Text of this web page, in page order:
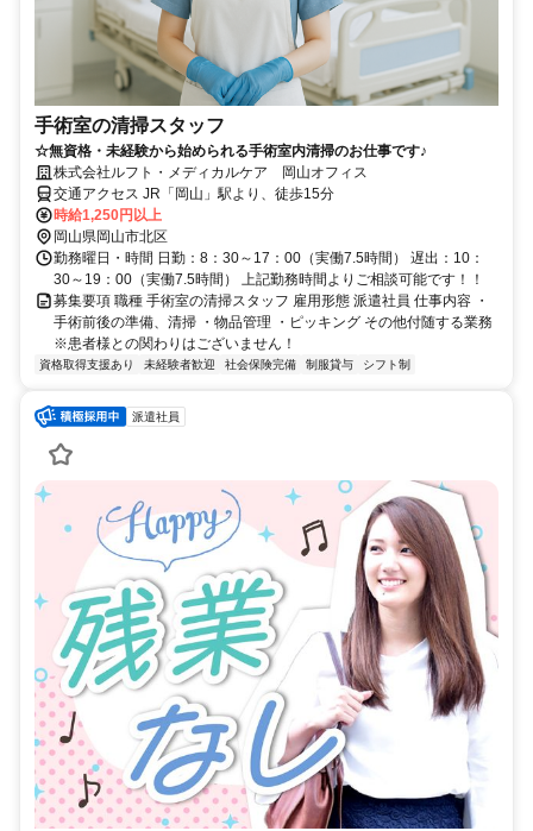
手術室の清掃スタッフ
☆無資格・未経験から始められる手術室内清掃のお仕事です♪
株式会社ルフト・メディカルケア 岡山オフィス
交通アクセス JR「岡山」駅より、徒歩15分
時給1,250円以上
岡山県岡山市北区
勤務曜日・時間 日勤：8：30～17：00（実働7.5時間） 遅出：10：
30～19：00（実働7.5時間） 上記勤務時間よりご相談可能です！！
募集要項 職種 手術室の清掃スタッフ 雇用形態 派遣社員 仕事内容 ・
手術前後の準備、清掃 ・物品管理 ・ピッキング その他付随する業務
※患者様との関わりはございません！
資格取得支援あり 未経験者歓迎 社会保険完備 制服貸与 シフト制
派遣社員